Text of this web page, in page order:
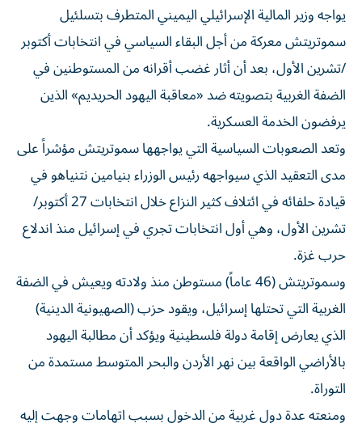
يواجه وزير المالية الإسرائيلي اليميني المتطرف بتسلئيل
سموتريتش معركة من أجل البقاء السياسي ‌في انتخابات أكتوبر
/تشرين الأول، بعد أن أثار غضب أقرانه من المستوطنين في
الضفة الغربية بتصويته ضد «معاقبة اليهود الحريديم» الذين
يرفضون الخدمة العسكرية.
وتعد الصعوبات ​السياسية التي يواجهها سموتريتش مؤشراً ⁠على
مدى التعقيد الذي سيواجهه رئيس الوزراء بنيامين نتنياهو في
قيادة حلفائه في ائتلاف كثير النزاع خلال انتخابات 27 أكتوبر/
تشرين الأول، ‌وهي أول انتخابات تجري في إسرائيل منذ اندلاع
‌حرب غزة.
وسموتريتش (46 عاماً) مستوطن منذ ولادته ويعيش في الضفة
الغربية التي تحتلها إسرائيل، ويقود حزب (الصهيونية الدينية)
الذي يعارض إقامة دولة فلسطينية ويؤكد أن مطالبة اليهود
بالأراضي الواقعة بين نهر الأردن والبحر المتوسط مستمدة من
التوراة.
ومنعته عدة دول غربية من الدخول بسبب اتهامات وجهت إليه